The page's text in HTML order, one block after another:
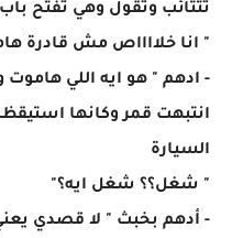
تتثائب وتقول وهي تفتح
" انا خلااااص مش قادرة
- ادهم " هو ايه اللي هاموت
انتبهت قمر وكانها
السيارة
" شغل؟؟ شغل ايه؟"
- أدهم بخبث " لا قصدي